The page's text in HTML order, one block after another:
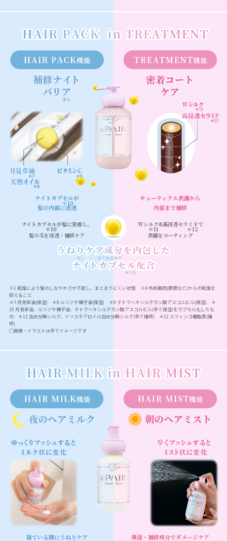
ナイトカプセル
＊10
が
髪の内部に浸透
ナイトカプセル
＊10
が髪に密着し、
髪の毛を浸透・補修ケア
キューティクル表面から
内部まで補修
Wシルク
＊11
&高浸透セラミド
＊12
で
表面をコーティング
※1 乾燥により髪のしなやかさが不足し、まとまりにくい状態 ※4 外的要因(摩擦など)からの乾燥を
抑えること
＊7 月見草油(保湿) ＊8 ルリジサ種子油(保湿) ＊9 テトラへキシルデカン酸アスコルビル(保湿) ＊
10 月見草油、ルリジサ種子油、テトラへキシルデカン酸アスコルビル(全て保湿)をカプセル化したも
の ＊11 加水分解シルク、イソステアロイル加水分解シルク(全て補修) ＊12 スフィンゴ糖脂質(補
修)
◯画像・イラストは全てイメージです
寝ている間にうねりケア 保湿・補修成分でダメージケア